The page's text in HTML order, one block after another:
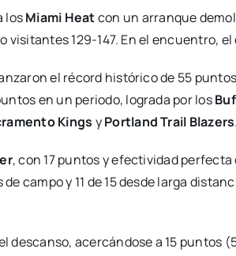
losMiami Heatcon un arranque
129-147. En el encuentro, el
el récord histórico de 55
en un periodo, lograda por los
Kings yPortland Trail Blazers.
, con 17 puntos y efectividad
campo y 11 de 15 desde larga
acercándose a 15 puntos